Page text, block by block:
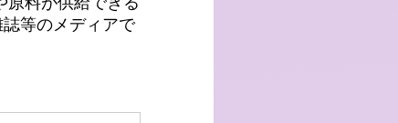
等のメディアで